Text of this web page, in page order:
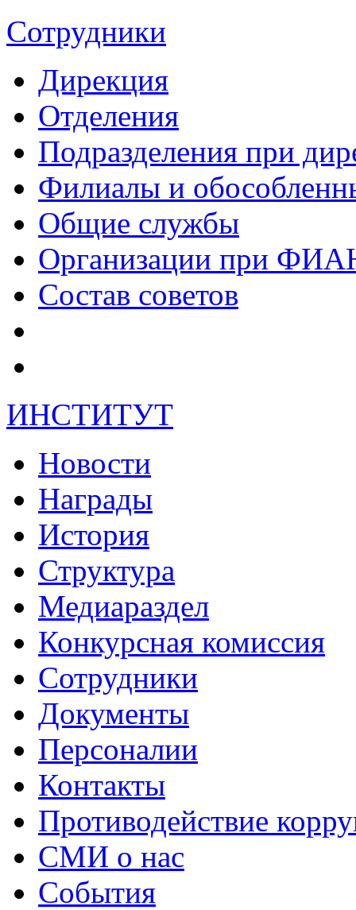
Сотрудники
Дирекция
Отделения
Подразделения при
Филиалы и
Общие службы
Организации при
Состав советов
ИНСТИТУТ
Новости
Награды
История
Структура
Медиараздел
Конкурсная комиссия
Сотрудники
Документы
Персоналии
Контакты
Противодействие
СМИ о нас
События